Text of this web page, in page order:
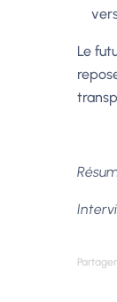
Le
Partager